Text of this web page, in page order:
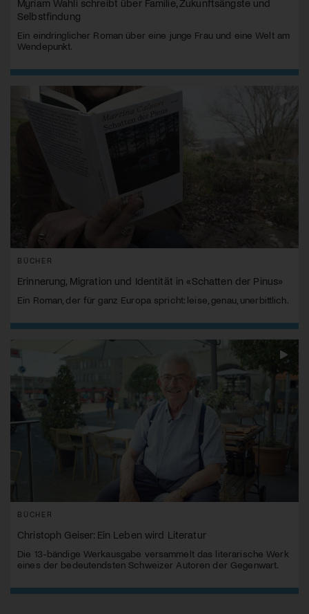
Myriam Wahli schreibt über Familie, Zukunftsängste und
Selbstfindung
Ein eindringlicher Roman über eine junge Frau und eine Welt am
Wendepunkt.
BÜCHER
Erinnerung, Migration und Identität in «Schatten der Pinus»
Ein Roman, der für ganz Europa spricht: leise, genau, unerbittlich.
BÜCHER
Christoph Geiser: Ein Leben wird Literatur
Die 13-bändige Werkausgabe versammelt das literarische Werk
eines der bedeutendsten Schweizer Autoren der Gegenwart.